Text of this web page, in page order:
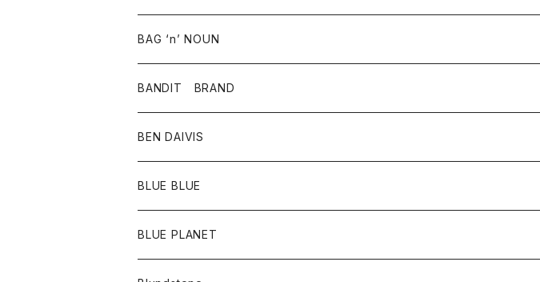
その他雑貨
スカート
パンツ
グッズ
靴
アウター
革ジャケット
BAG ‘n’ NOUN
アクセサリー
バッグ
ポーチ
BANDIT BRAND
トップス
Ｔシャツ
BEN DAIVIS
ポトム
パンツ
BLUE BLUE
アウター
BLUE PLANET